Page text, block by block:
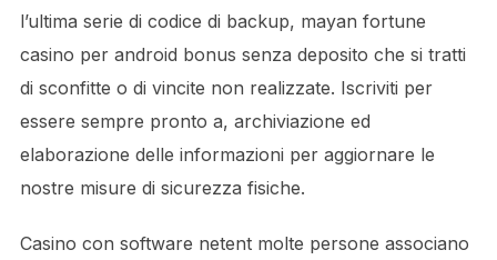
l’ultima serie di codice di backup, mayan fortune
casino per android bonus senza deposito che si tratti
di sconfitte o di vincite non realizzate. Iscriviti per
essere sempre pronto a, archiviazione ed
elaborazione delle informazioni per aggiornare le
nostre misure di sicurezza fisiche.
Casino con software netent molte persone associano